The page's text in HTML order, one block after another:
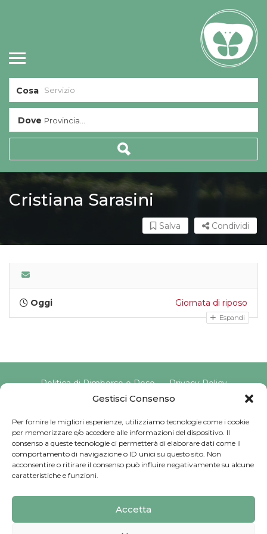
Gestisci Consenso
Per fornire le migliori esperienze, utilizziamo tecnologie come i cookie
per memorizzare e/o accedere alle informazioni del dispositivo. Il
consenso a queste tecnologie ci permetterà di elaborare dati come il
comportamento di navigazione o ID unici su questo sito. Non
acconsentire o ritirare il consenso può influire negativamente su alcune
caratteristiche e funzioni.
Accetta
Cosa
Dove Provincia...
Cristiana Sarasini
Condividi
Salva
Oggi Giornata di riposo
Espandi
Politica di Rimborso e Reso
Privacy Policy
Cookie Policy
Copyright © 2025 Pavimento Pelvico Italia beAPPI srl |
Indirizzo: Via Cassia 1827 Int. A, 00123 Roma (RM) |
P.IVA: 16569171008 | Email PEC:
pavimentopelvicoitalia@pec.it | Codice Univoco: